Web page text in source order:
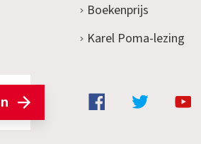
Boekenprijs
Karel Poma-lezing